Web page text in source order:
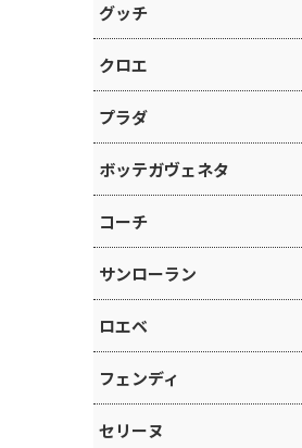
グッチ
クロエ
プラダ
ボッテガヴェネタ
コーチ
サンローラン
ロエベ
フェンディ
セリーヌ